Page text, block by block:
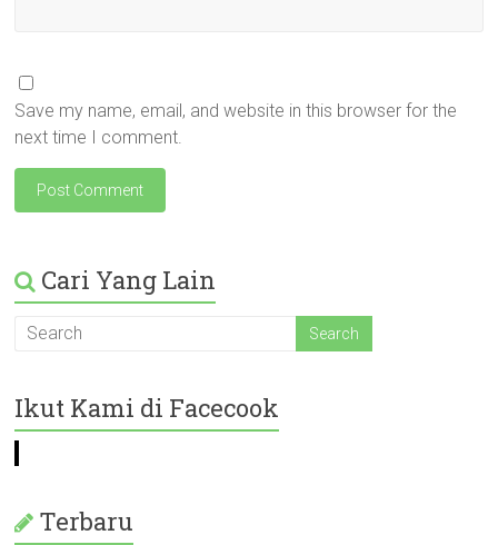
Save my name, email, and website in this browser for the
next time I comment.
Cari Yang Lain
Ikut Kami di Facecook
Terbaru